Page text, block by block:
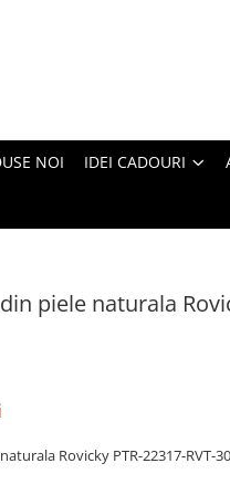
NOI IDEI CADOURI
piele naturala
Rovicky PTR-22317-RVT-